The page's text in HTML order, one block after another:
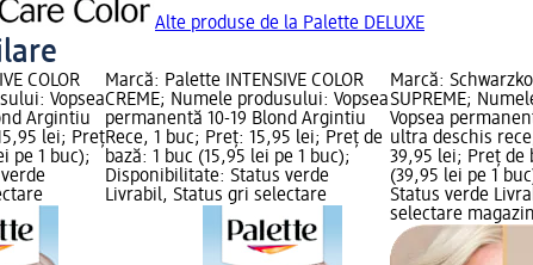
Alte produse de la Palette DELUXE
COLOR
Vopsea
Argintiu
lei; Preț
pe 1 buc);
Marcă: Palette INTENSIVE COLOR
CREME; Numele produsului: Vopsea
permanentă 10-19 Blond Argintiu
Rece, 1 buc; Preț: 15,95 lei; Preț de
bază: 1 buc (15,95 lei pe 1 buc);
Disponibilitate: Status verde
Livrabil, Status gri selectare
Marcă:
SUPREME;
Vopsea
ultra deschis
39,95 lei; Preț de
(39,95 lei pe 1
Status verde
selectare